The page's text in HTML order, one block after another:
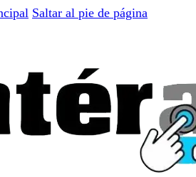
Saltar al pie de página